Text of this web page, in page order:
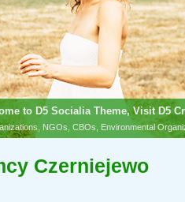
to D5 Socialia Theme, Visit D5
NGOs, CBOs, Environmental
Czerniejewo